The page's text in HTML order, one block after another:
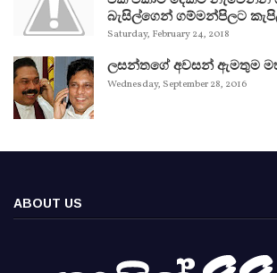
බැසිල්ගෙන් ගම්මන්පිලට
Saturday, February 24, 2018
ලසන්තගේ අවසන් ඇමතුම
Wednesday, September 28, 2016
ABOUT US